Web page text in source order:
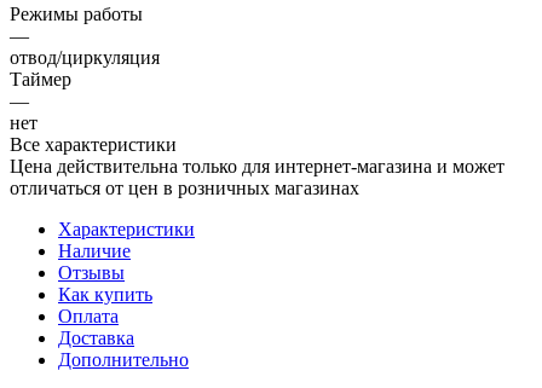
Режимы работы
—
отвод/циркуляция
Таймер
—
нет
Все характеристики
Цена действительна только для интернет-магазина и может
отличаться от цен в розничных магазинах
Характеристики
Наличие
Отзывы
Как купить
Оплата
Доставка
Дополнительно